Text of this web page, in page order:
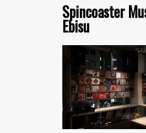
Spincoaster
Ebisu